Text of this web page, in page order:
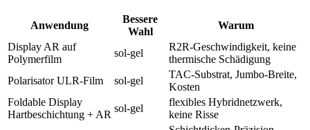
Anwendung
Bessere
Wahl
Warum
Display AR auf
Polymerfilm
sol-gel
R2R-Geschwindigkeit, keine
thermische Schädigung
Polarisator ULR-Film
sol-gel
TAC-Substrat, Jumbo-Breite,
Kosten
Foldable Display
Hartbeschichtung + AR
sol-gel
flexibles Hybridnetzwerk,
keine Risse